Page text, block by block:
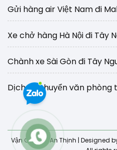
Gửi hàng air Việt Nam đi
Xe chở hàng Hà Nội đi Tây
Chành xe Sài Gòn đi Tây
Dịch vụ chuyển văn phòng
Vận Chuyển An Thịnh | Designed